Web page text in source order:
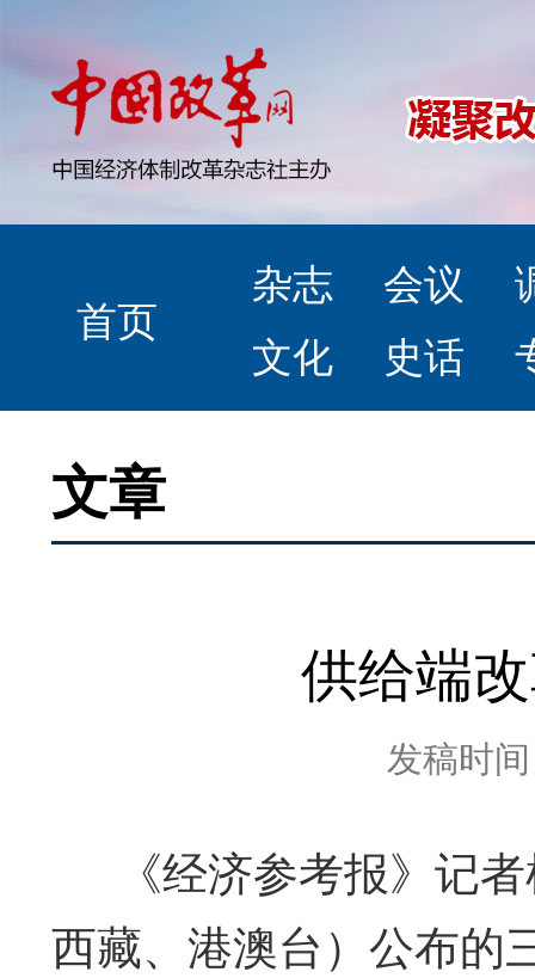
首页
杂志 会议
文化
史话
文章
供给端
发稿时
《经济参考报》记者
西藏、港澳台）公布的